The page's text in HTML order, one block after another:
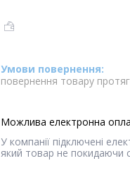
повернення товару
У компанії підключені
який товар не покидаючи